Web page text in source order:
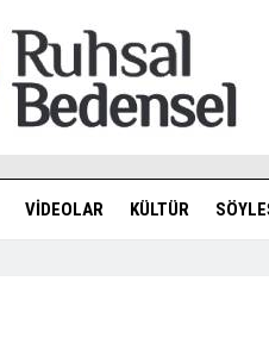
VIDEOLAR KÜLTÜR